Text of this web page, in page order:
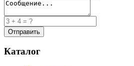
Каталог